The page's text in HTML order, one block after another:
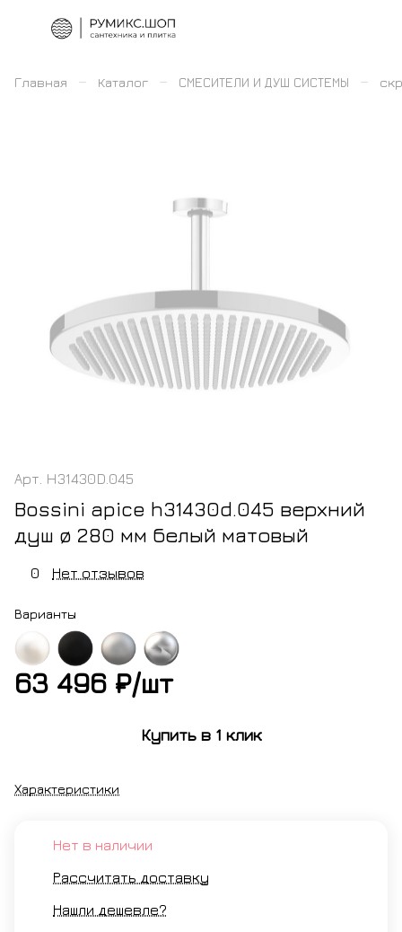
Главная – Каталог – СМЕСИТЕЛИ И ДУШ СИСТЕМЫ –
Арт. H31430D.045
Bossini apice h31430d.045 верхний
душ ø 280 мм белый матовый
0 Нет отзывов
Варианты
черныйникельхром
63 496 ₽/шт
Купить в 1 клик
Характеристики
Нет в наличии
Рассчитать доставку
Нашли дешевле?